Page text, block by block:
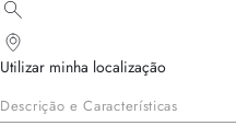
Utilizar minha localização
Descrição e Características